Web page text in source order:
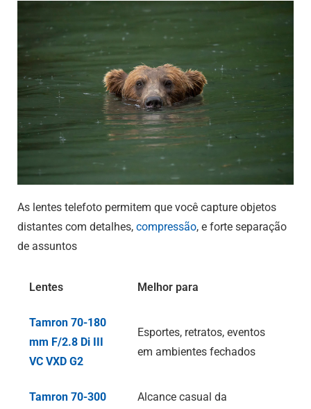
As lentes telefoto permitem que você capture objetos
distantes com detalhes, compressão, e forte separação
de assuntos
Lentes Melhor para
Tamron 70-180
mm F/2.8 Di III
VC VXD G2
Esportes, retratos, eventos
em ambientes fechados
Tamron 70-300
Alcance casual da